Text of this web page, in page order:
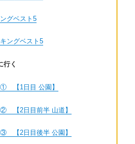
グベスト5
ングベスト5
く
① 【1日目 公園】
【2日目前半 山道】
【2日目後半 公園】